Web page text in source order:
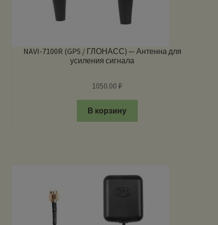
NAVI-7100R (GPS / ГЛОНАСС) — Антенна для
усиления сигнала
1050.00₽
В корзину